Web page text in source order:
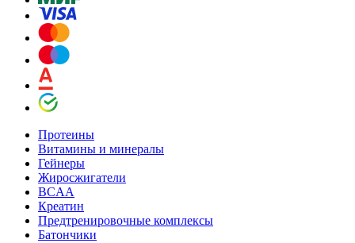
Протеины
Витамины и минералы
Гейнеры
Жиросжигатели
BCAA
Креатин
Предтренировочные комплексы
Батончики